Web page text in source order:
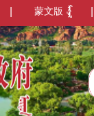
蒙文版